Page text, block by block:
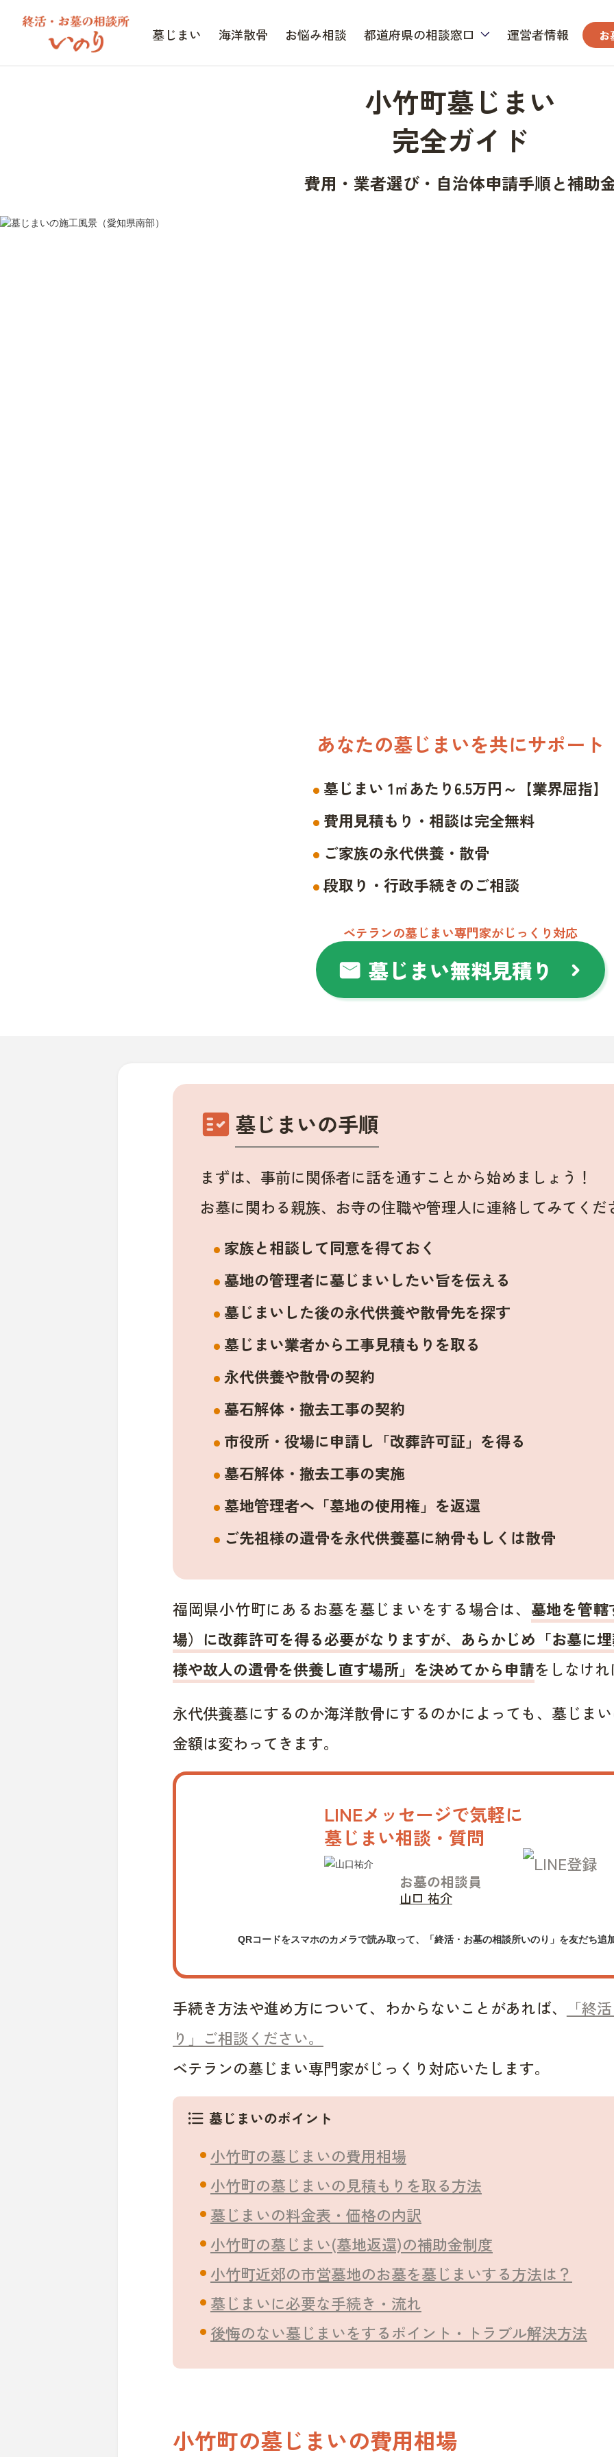
墓じまい 海洋散骨 お悩み相談 都道府県の相談窓口 運営者情報 お
小竹町墓じまい
完全ガイド
費用・業者選び・自治体申請手順と補助
あなたの墓じまいを共にサポート
墓じまい 1㎡あたり6.5万円～【業界屈指】
費用見積もり・相談は完全無料
ご家族の永代供養・散骨
段取り・行政手続きのご相談
ベテランの墓じまい専門家がじっくり対応
mail 墓じまい無料見積り chevron_right
fact_check 墓じまいの手順
まずは、事前に関係者に話を通すことから始めましょう！
お墓に関わる親族、お寺の住職や管理人に連絡してみてくだ
家族と相談して同意を得ておく
墓地の管理者に墓じまいしたい旨を伝える
墓じまいした後の永代供養や散骨先を探す
墓じまい業者から工事見積もりを取る
永代供養や散骨の契約
墓石解体・撤去工事の契約
市役所・役場に申請し「改葬許可証」を得る
墓石解体・撤去工事の実施
墓地管理者へ「墓地の使用権」を返還
ご先祖様の遺骨を永代供養墓に納骨もしくは散骨
福岡県小竹町にあるお墓を墓じまいをする場合は、 墓地を管
場）に改葬許可を得る必要がなりますが、あらかじめ「お墓に
様や故人の遺骨を供養し直す場所」を決めてから申請をしなけ
永代供養墓にするのか海洋散骨にするのかによっても、墓じま
金額は変わってきます。
LINEメッセージで気軽に
墓じまい相談・質問
お墓の相談員
山口 祐介
QRコードをスマホのカメラで読み取って、「終活・お墓の相談所いのり」を友だち追
手続き方法や進め方について、わからないことがあれば、
「終
り」ご相談ください。
ベテランの墓じまい専門家がじっくり対応いたします。
format_list_bulleted 墓じまいのポイント
小竹町の墓じまいの費用相場
小竹町の墓じまいの見積もりを取る方法
墓じまいの料金表・価格の内訳
小竹町の墓じまい(墓地返還)の補助金制度
小竹町近郊の市営墓地のお墓を墓じまいする方法は？
墓じまいに必要な手続き・流れ
後悔のない墓じまいをするポイント・トラブル解決方法
小竹町の墓じまいの費用相場